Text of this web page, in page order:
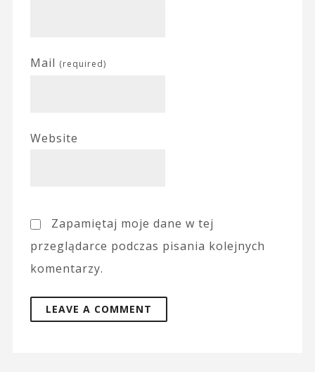
Mail (required)
Website
Zapamiętaj moje dane w tej
przeglądarce podczas pisania kolejnych
komentarzy.